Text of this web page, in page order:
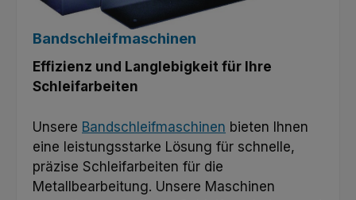
Bandschleifmaschinen
Effizienz und Langlebigkeit für Ihre
Schleifarbeiten
Unsere Bandschleifmaschinen bieten Ihnen
eine leistungsstarke Lösung für schnelle,
präzise Schleifarbeiten für die
Metallbearbeitung. Unsere Maschinen